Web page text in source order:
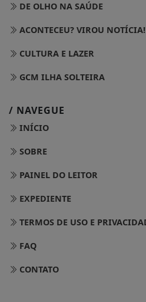
DE OLHO NA SAÚDE
ACONTECEU? VIROU NOTÍCIA!
CULTURA E LAZER
GCM ILHA SOLTEIRA
/ NAVEGUE
INÍCIO
SOBRE
PAINEL DO LEITOR
EXPEDIENTE
TERMOS DE USO E
FAQ
CONTATO